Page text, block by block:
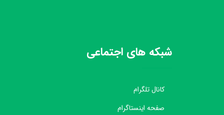
شبکه های اجتماعی
کانال تلگرام
صفحه اینستاگرام